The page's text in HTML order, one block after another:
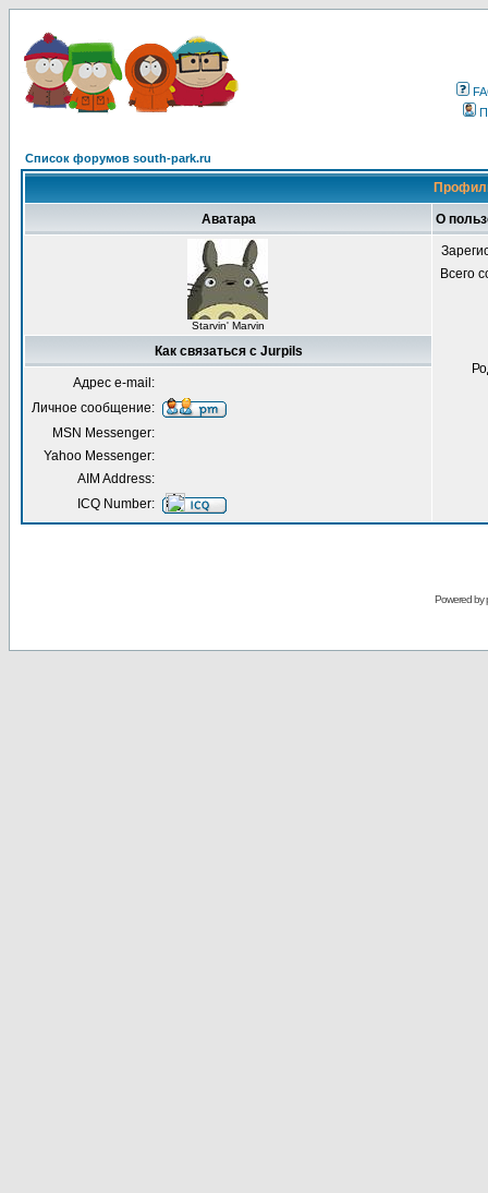
Список форумов south-park.ru
Аватара О
Starvin' Marvin
Всего
Как связаться с Jurpils
Адрес e-mail:
Личное сообщение:
MSN Messenger:
Yahoo Messenger:
AIM Address:
ICQ Number:
Powered by